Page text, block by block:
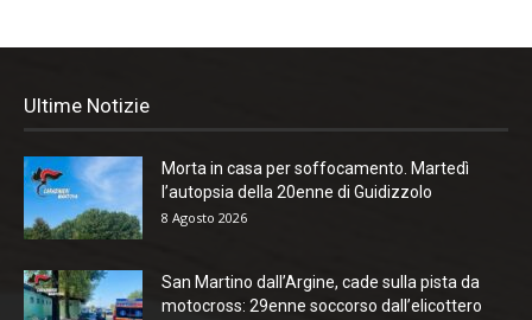
Ultime Notizie
Morta in casa per soffocamento. Martedì
l’autopsia della 20enne di Guidizzolo
8 Agosto 2026
San Martino dall’Argine, cade sulla pista da
motocross: 29enne soccorso dall’elicottero